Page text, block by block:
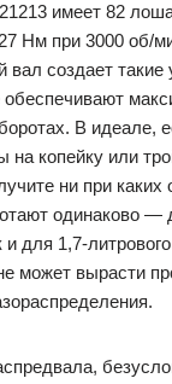
имеет 82
Нм при 3000 об/
вал создает
обеспечивают
В идеале,
на копейку или
ни при каких
одинаково —
и для 1,7-
может вырасти